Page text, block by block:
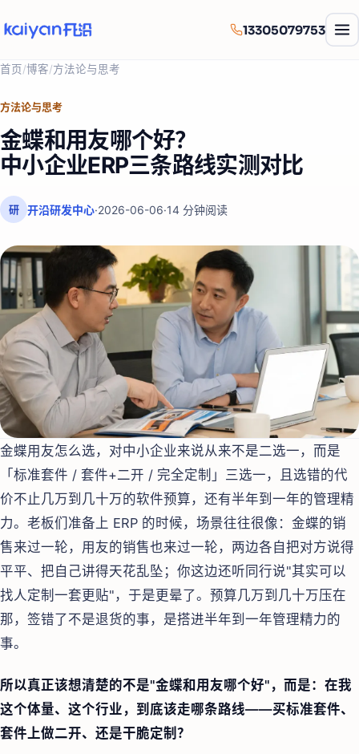
13305079753
首页/博客/方法论与思考
方法论与思考
金蝶和用友哪个好？
中小企业ERP三条路线实测对比
研 开沿研发中心·2026-06-06·14 分钟阅读
金蝶用友怎么选，对中小企业来说从来不是二选一，而是
「标准套件 / 套件+二开 / 完全定制」三选一，且选错的代
价不止几万到几十万的软件预算，还有半年到一年的管理精
力。老板们准备上 ERP 的时候，场景往往很像：金蝶的销
售来过一轮，用友的销售也来过一轮，两边各自把对方说得
平平、把自己讲得天花乱坠；你这边还听同行说"其实可以
找人定制一套更贴"，于是更晕了。预算几万到几十万压在
那，签错了不是退货的事，是搭进半年到一年管理精力的
事。
所以真正该想清楚的不是"金蝶和用友哪个好"，而是：在我
这个体量、这个行业，到底该走哪条路线——买标准套件、
套件上做二开、还是干脆定制？